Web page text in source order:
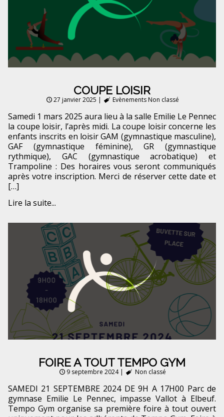
COUPE LOISIR
27 janvier 2025 | Evènements Non classé
Samedi 1 mars 2025 aura lieu à la salle Emilie Le Pennec
la coupe loisir, l’après midi. La coupe loisir concerne les
enfants inscrits en loisir GAM (gymnastique masculine),
GAF (gymnastique féminine), GR (gymnastique
rythmique), GAC (gymnastique acrobatique) et
Trampoline : Des horaires vous seront communiqués
après votre inscription. Merci de réserver cette date et
[…]
Lire la suite...
FOIRE A TOUT TEMPO GYM
9 septembre 2024| Non classé
SAMEDI 21 SEPTEMBRE 2024 DE 9H A 17H00 Parc de
gymnase Emilie Le Pennec, impasse Vallot à Elbeuf.
Tempo Gym organise sa première foire à tout ouvert